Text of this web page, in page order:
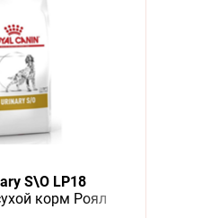
S\O LP18
корм Роял